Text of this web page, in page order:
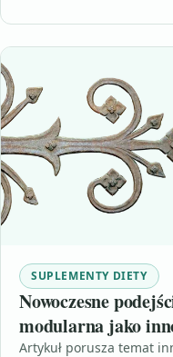
SUPLEMENTY DIETY
Nowoczesne
modularna jako
Artykuł porusza temat